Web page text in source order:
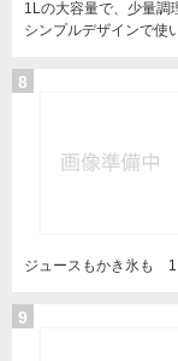
1Lの大容量で、少量調
シンプルデザインで使
8
ジュースもかき氷も 1
9